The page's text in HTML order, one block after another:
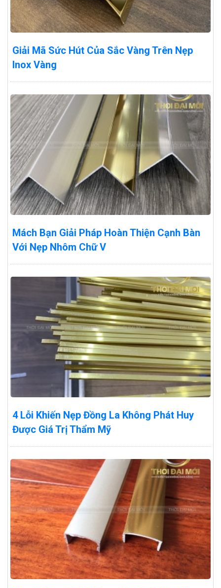
Giải Mã Sức Hút Của Sắc Vàng Trên Nẹp
Inox Vàng
Mách Bạn Giải Pháp Hoàn Thiện Cạnh Bàn
Với Nẹp Nhôm Chữ V
4 Lỗi Khiến Nẹp Đồng La Không Phát Huy
Được Giá Trị Thẩm Mỹ